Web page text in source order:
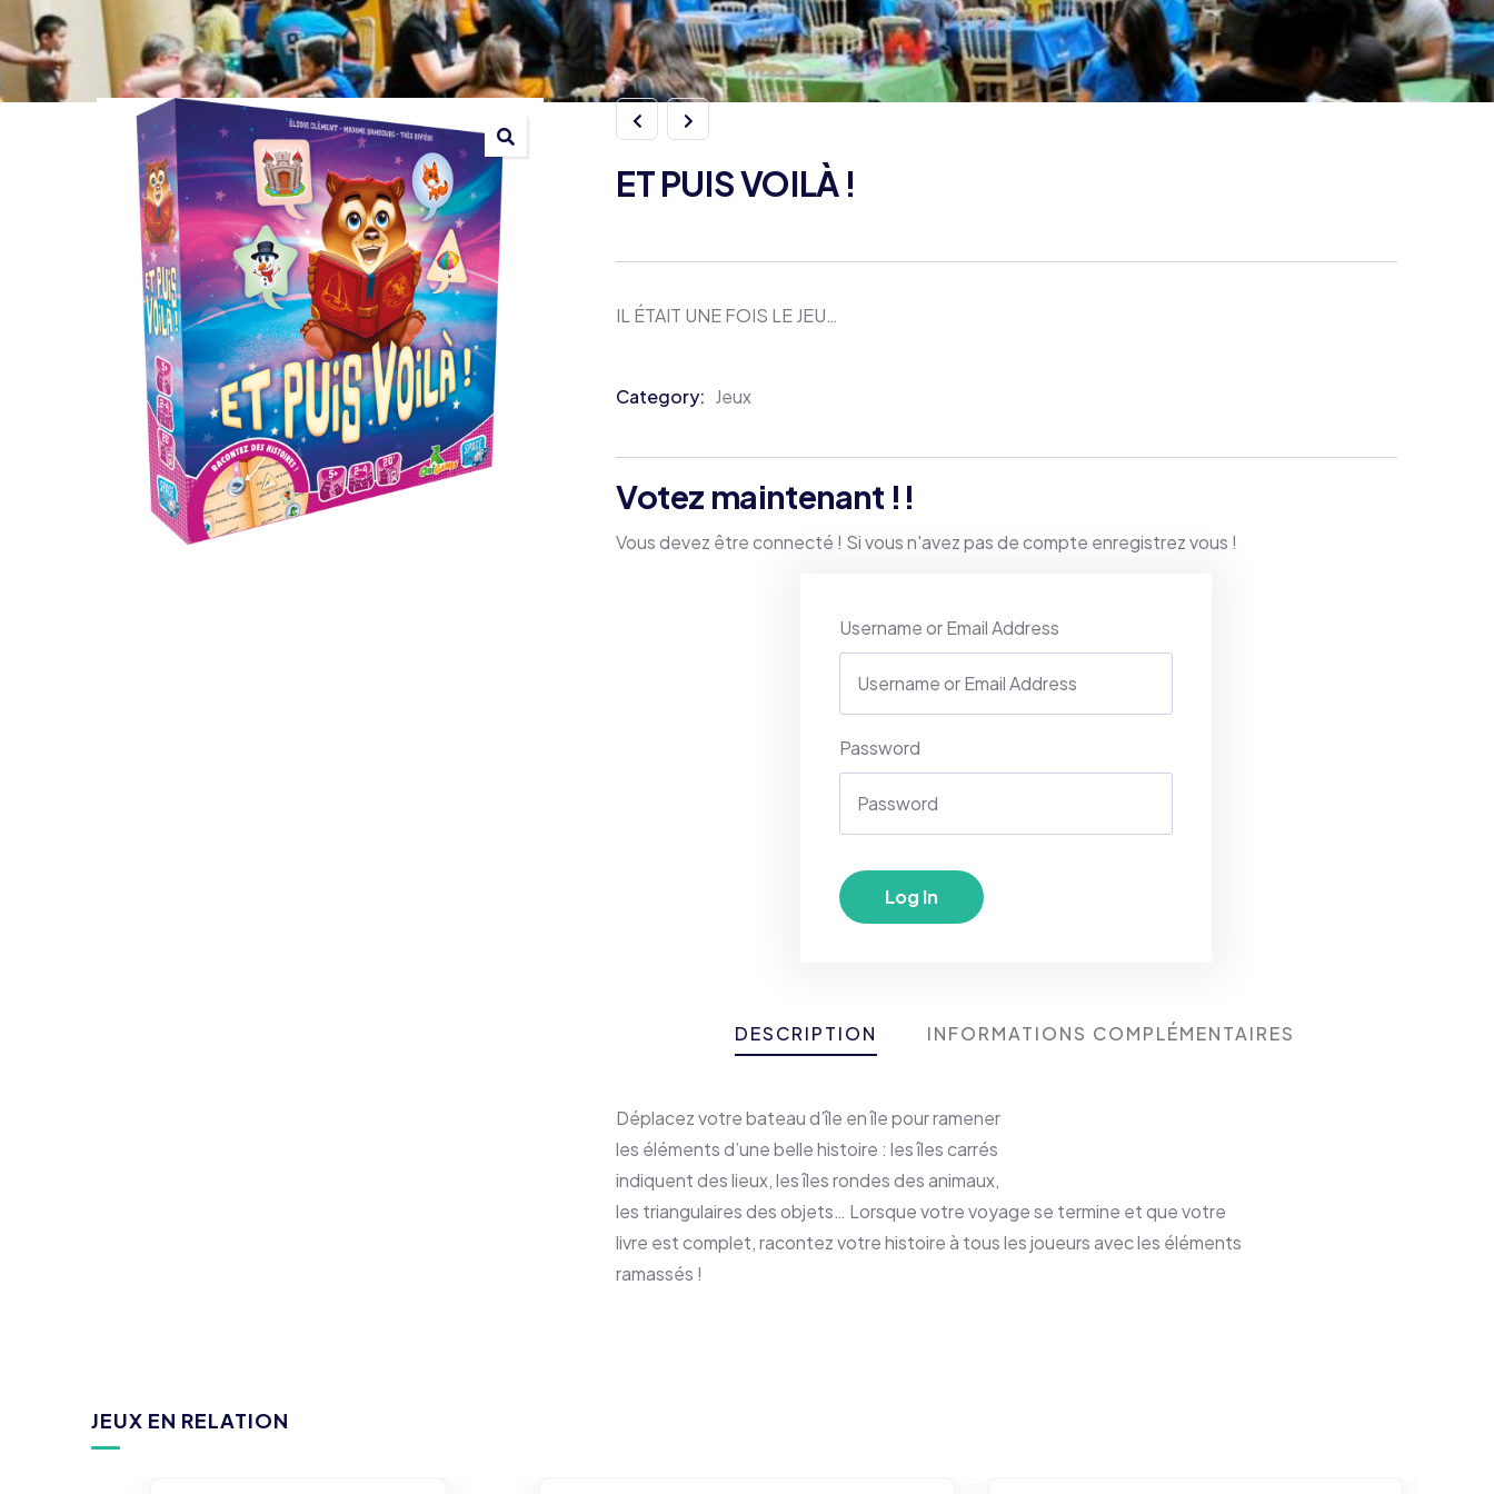
ET PUIS VOILÀ !
IL ÉTAIT UNE FOIS LE JEU…
Category: Jeux
Votez maintenant !!
Vous devez être connecté ! Si vous n'avez pas de compte enregistrez vous !
Username or Email Address
Password
DESCRIPTION INFORMATIONS COMPLÉMENTAIRES
Déplacez votre bateau d’île en île pour ramener
les éléments d’une belle histoire : les îles carrés
indiquent des lieux, les îles rondes des animaux,
les triangulaires des objets… Lorsque votre voyage se termine et que votre
livre est complet, racontez votre histoire à tous les joueurs avec les éléments
ramassés !
JEUX EN RELATION